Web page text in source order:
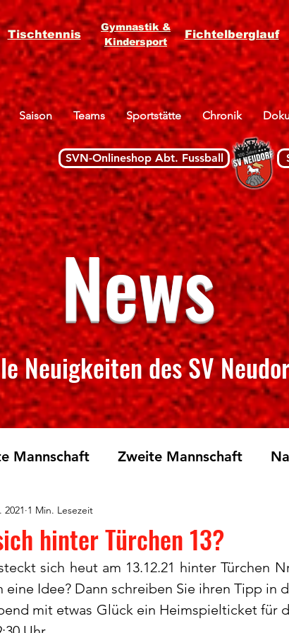
Tischtennis
Gymnastik &
Kindersport
Fichtelberglauf
Saison Teams Sportstätte Chronik
SVN-Onlineshop Abt. Fussball
News
Neuigkeiten des SV
Mannschaft Zweite Mannschaft
Tischtennis
hinter Türchen 13?
2021 1 Min. Lesezeit
sich heut am 13.12.21 hinter Türchen
Idee? Dann schreiben Sie ihren Tipp in
mit etwas Glück ein Heimspielticket für